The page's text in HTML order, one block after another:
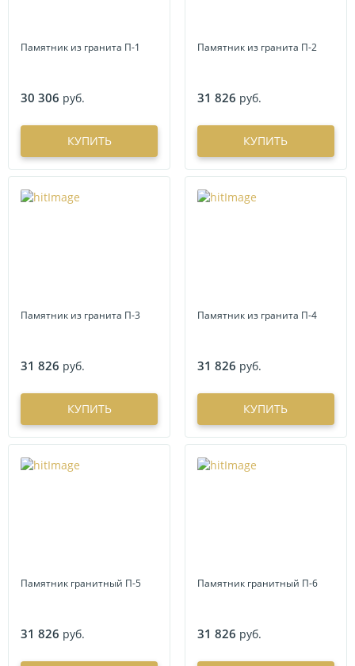
Памятник из гранита П-1
30 306 руб.
КУПИТЬ
Памятник из гранита П-2
31 826 руб.
КУПИТЬ
Памятник из гранита П-3
31 826 руб.
КУПИТЬ
Памятник из гранита П-4
31 826 руб.
КУПИТЬ
Памятник гранитный П-5
31 826 руб.
Памятник гранитный П-6
31 826 руб.